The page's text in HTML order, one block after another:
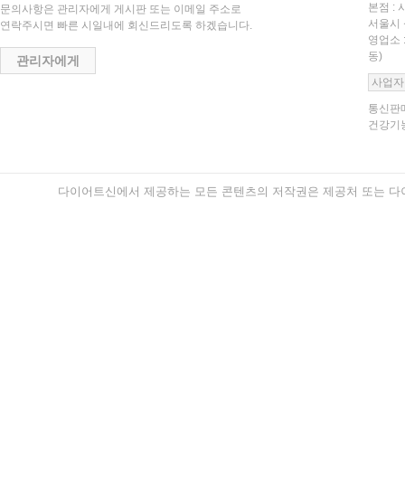
문의사항은 관리자에게 게시판 또는 이메일 주소로
연락주시면 빠른 시일내에 회신드리도록 하겠습니다.
관리자에게
본점 :
서울시
영업소
동)
사업
통신판
건강기
다이어트신에서 제공하는 모든 콘텐츠의 저작권은 제공처 또는